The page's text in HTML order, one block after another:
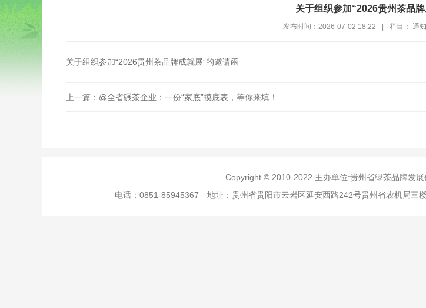
关于组织参加“2026贵州茶品
发布时间：2026-07-02 18:22 栏目： 通
关于组织参加“2026贵州茶品牌成就展”的邀请函
上一篇：@全省碾茶企业：一份“家底”摸底表，等你来填！
Copyright © 2010-2022 主办单位:贵州省绿茶品牌发
电话：0851-85945367 地址：贵州省贵阳市云岩区延安西路242号贵州省农机局三